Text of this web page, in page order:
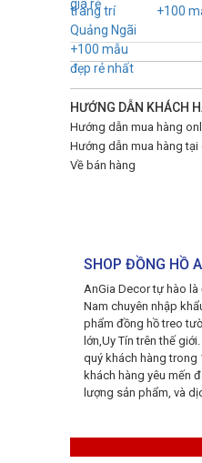
+100
HƯỚNG DẪN KHÁCH
Hướng dẫn mua hàng
Hướng dẫn mua hàng tại
Về bán hàng
SHOP ĐỒNG HỒ
AnGia Decor tự hào
Nam chuyên nhập
phẩm đồng hồ treo
lớn,Uy Tín trên thế
quý khách hàng trong
khách hàng yêu mến
lượng sản phẩm, và